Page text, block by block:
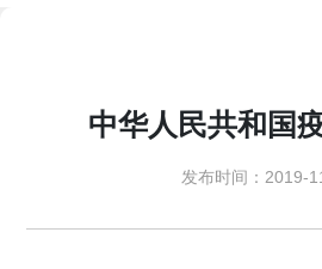
中华人民共和国
发布时间：2019-